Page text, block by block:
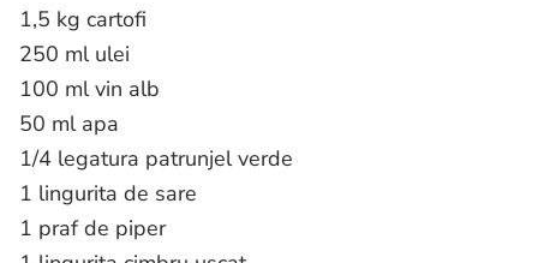
1,5 kg cartofi
250 ml ulei
100 ml vin alb
50 ml apa
1/4 legatura patrunjel verde
1 lingurita de sare
1 praf de piper